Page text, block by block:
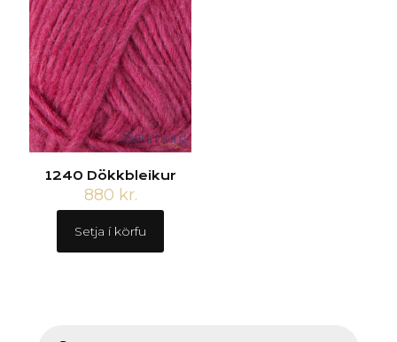
1240 Dökkbleikur
880 kr.
Setja í körfu